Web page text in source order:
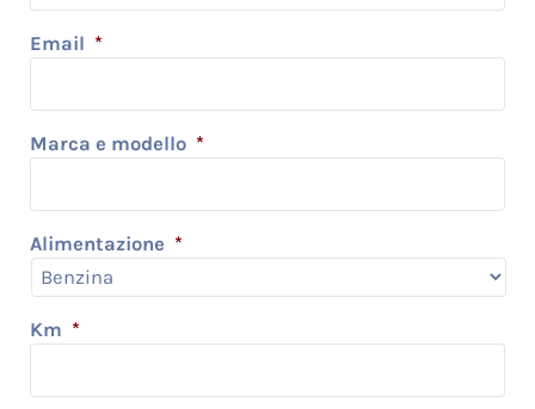
Email *
Marca e modello *
Alimentazione *
Km *